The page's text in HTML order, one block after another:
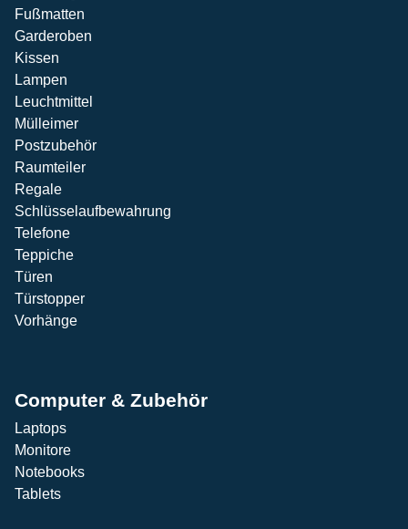
Fußmatten
Garderoben
Kissen
Lampen
Leuchtmittel
Mülleimer
Postzubehör
Raumteiler
Regale
Schlüsselaufbewahrung
Telefone
Teppiche
Türen
Türstopper
Vorhänge
Computer & Zubehör
Laptops
Monitore
Notebooks
Tablets